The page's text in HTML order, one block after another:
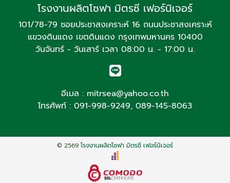
โรงงานผลิตโซฟา มิตรซี เฟอร์นิเจอร์
101/78-79 ซอยประชาสงเคราะห์ 16 ถนนประชาสงเคราะห์
แขวงดินแดง เขตดินแดง กรุงเทพมหานคร 10400
วันจันทร์ - วันเสาร์ เวลา 08:00 น. - 17:00 น.
อีเมล : mitrsea@yahoo.co.th
โทรศัพท์ : 091-998-9249, 089-145-8063
© 2569 โรงงานผลิตโซฟา มิตรซี เฟอร์นิเจอร์